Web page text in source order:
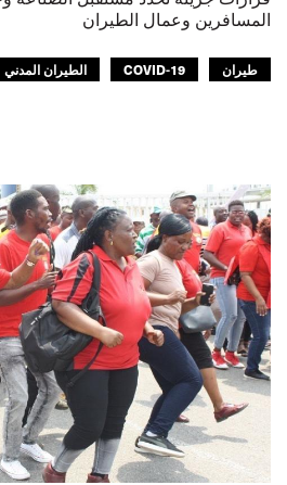
المسافرين وعمال الطيران
طيران COVID-19 الطيران المدني